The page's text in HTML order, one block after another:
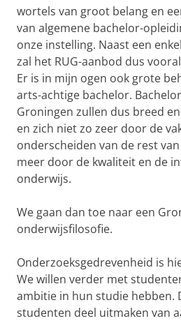
wortels van groot belang en
van algemene bachelor-
onze instelling. Naast een
zal het RUG-aanbod dus
Er is in mijn ogen ook grote
arts-achtige bachelor.
Groningen zullen dus breed
en zich niet zo zeer door de
onderscheiden van de rest
meer door de kwaliteit en de
onderwijs.
We gaan dan toe naar een
onderwijsfilosofie.
Onderzoeksgedrevenheid is
We willen verder met
ambitie in hun studie hebben.
studenten deel uitmaken van